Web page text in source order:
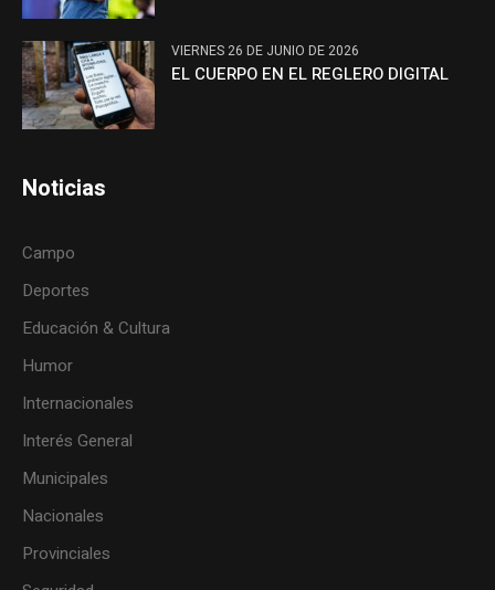
VIERNES 26 DE JUNIO DE 2026
EL CUERPO EN EL REGLERO DIGITAL
Noticias
Campo
Deportes
Educación & Cultura
Humor
Internacionales
Interés General
Municipales
Nacionales
Provinciales